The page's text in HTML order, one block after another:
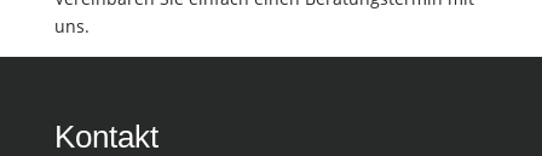
uns.
Kontakt